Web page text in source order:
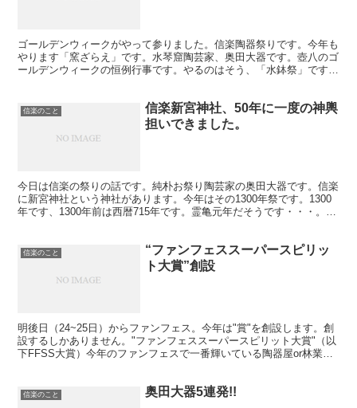
ゴールデンウィークがやって参りました。信楽陶器祭りです。今年も
やります「窯ざらえ」です。水琴窟陶芸家、奥田大器です。壺八のゴ
ールデンウィークの恒例行事です。やるのはそう、「水鉢祭」です。
信楽のこと
信楽新宮神社、50年に一度の神輿
担いできました。
今日は信楽の祭りの話です。純朴お祭り陶芸家の奥田大器です。信楽
に新宮神社という神社があります。今年はその1300年祭です。1300
年です、1300年前は西暦715年です。霊亀元年だそうです・・・。昨
信楽のこと
“ファンフェススーパースピリッ
ト大賞”創設
明後日（24~25日）からファンフェス。今年は"賞"を創設します。創
設するしかありません。"ファンフェススーパースピリット大賞"（以
下FFSS大賞）今年のファンフェスで一番輝いている陶器屋or林業屋
信楽のこと 奥田大器5連発!!